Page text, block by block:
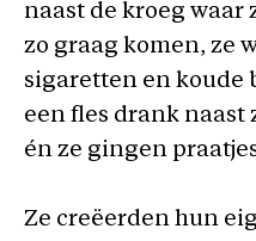
naast de kroeg waar
zo graag komen, ze
sigaretten en koude
een fles drank
én ze gingen
Ze creëerden hun